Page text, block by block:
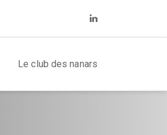
Le club des nanars